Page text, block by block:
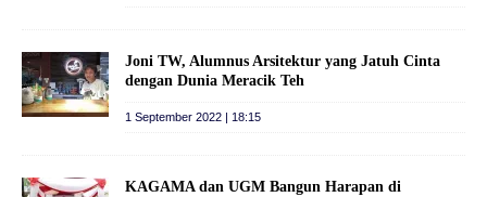
Joni TW, Alumnus Arsitektur yang Jatuh Cinta
dengan Dunia Meracik Teh
1 September 2022 | 18:15
KAGAMA dan UGM Bangun Harapan di